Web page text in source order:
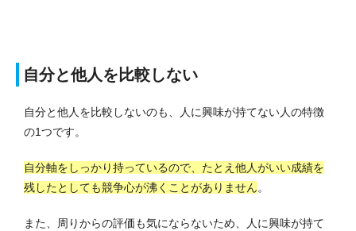
自分と他人を比較しない
自分と他人を比較しないのも、人に興味が持てない人の特徴
の1つです。
自分軸をしっかり持っているので、たとえ他人がいい成績を
残したとしても競争心が沸くことがありません。
また、周りからの評価も気にならないため、人に興味が持て